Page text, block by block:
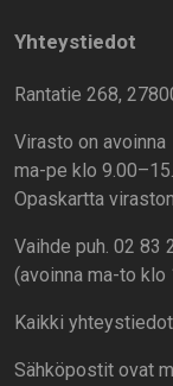
Yhteystiedot
Rantatie 268,
Virasto on avoinna
ma-pe klo
Opaskartta
Vaihde puh. 02 83
(avoinna ma-to klo
Kaikki yhteystiedot
Sähköpostit ovat